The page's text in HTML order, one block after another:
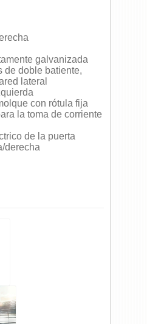
galvanizada
de doble batiente,
lateral
con rótula fija
la toma de corriente
de la puerta
derecha